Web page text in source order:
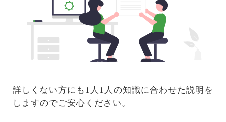
詳しくない方にも1人1人の知識に合わせた説明を
しますのでご安心ください。